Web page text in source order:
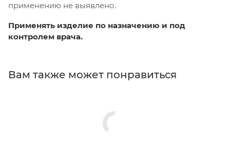
применению не выявлено.
Применять изделие по назначению и под
контролем врача.
Вам также может понравиться